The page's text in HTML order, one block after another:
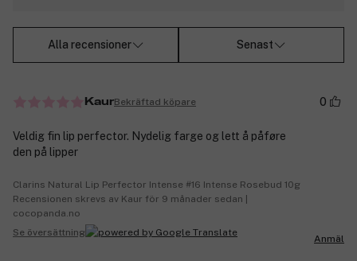
Alla recensioner Senast
KaurBekräftad köpare 0
Veldig fin lip perfector. Nydelig farge og lett å påføre
den på lipper
Clarins Natural Lip Perfector Intense #16 Intense Rosebud 10g
Recensionen skrevs av Kaur för 9 månader sedan |
cocopanda.no
Se översättning
Anmäl